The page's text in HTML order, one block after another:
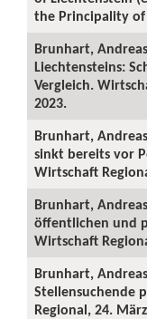
the Principality
Brunhart,
Liechtensteins:
Vergleich.
2023.
Brunhart,
sinkt bereits vor
Wirtschaft
Brunhart,
öffentlichen und
Wirtschaft
Brunhart,
Stellensuchende
Regional, 24.